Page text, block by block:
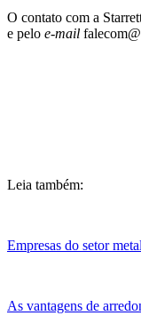
O contato com a
e pelo e-mail
Leia também:
Empresas do setor
As vantagens de